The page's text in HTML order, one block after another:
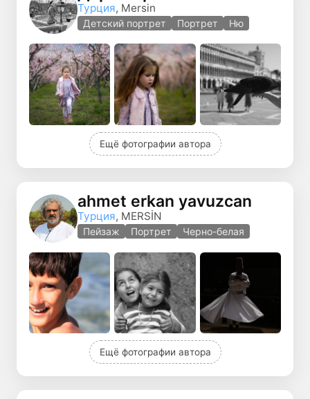
Турция, Mersin
Детский портрет Портрет Ню
Ещё фотографии автора
ahmet erkan yavuzcan
Турция, MERSİN
Пейзаж Портрет Черно-белая
Ещё фотографии автора